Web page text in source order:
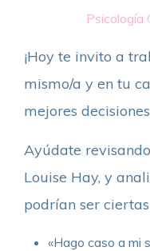
Psicología
¡Hoy te invito a
mismo/a y en tu
mejores
Ayúdate
Louise Hay, y
podrían ser
«Hago caso a mi